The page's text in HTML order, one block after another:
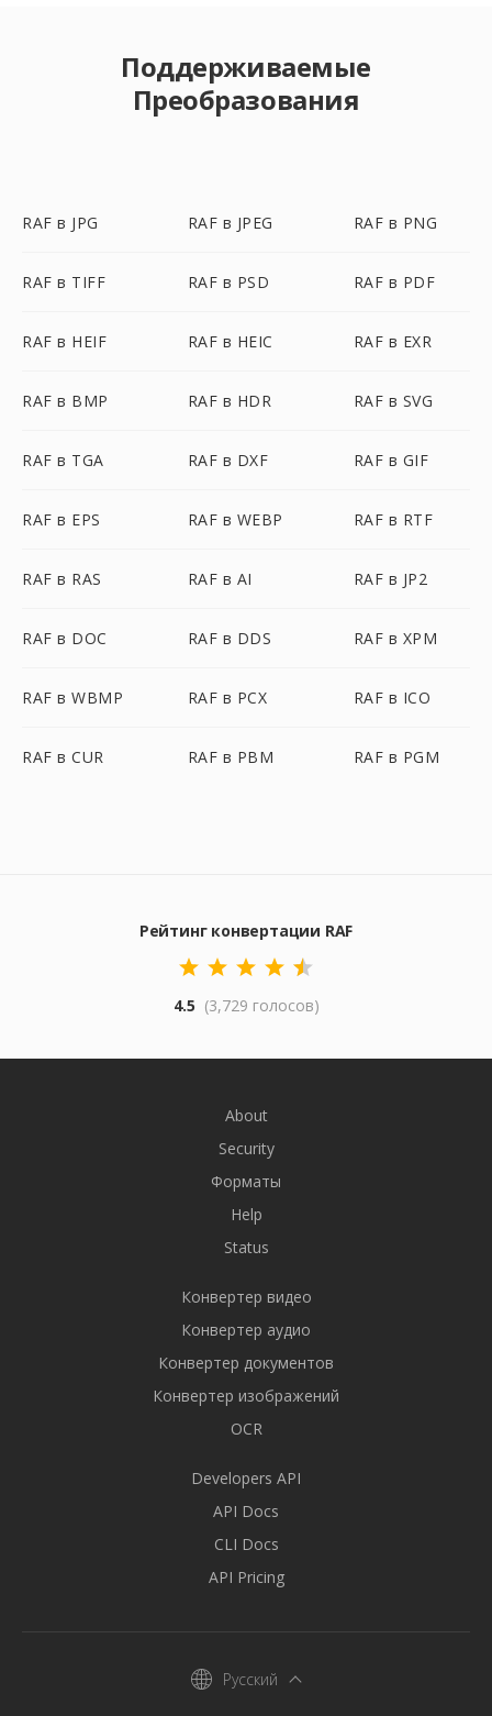
Поддерживаемые
Преобразования
RAF в JPG RAF в JPEG RAF в PNG
RAF в TIFF RAF в PSD RAF в PDF
RAF в HEIF RAF в HEIC RAF в EXR
RAF в BMP RAF в HDR RAF в SVG
RAF в TGA RAF в DXF RAF в GIF
RAF в EPS RAF в WEBP RAF в RTF
RAF в RAS RAF в AI RAF в JP2
RAF в DOC RAF в DDS RAF в XPM
RAF в WBMP RAF в PCX RAF в ICO
RAF в CUR RAF в PBM RAF в PGM
Рейтинг конвертации RAF
4.5 (3,729 голосов)
About
Security
Форматы
Help
Status
Конвертер видео
Конвертер аудио
Конвертер документов
Конвертер изображений
OCR
Developers API
API Docs
CLI Docs
API Pricing
Русский